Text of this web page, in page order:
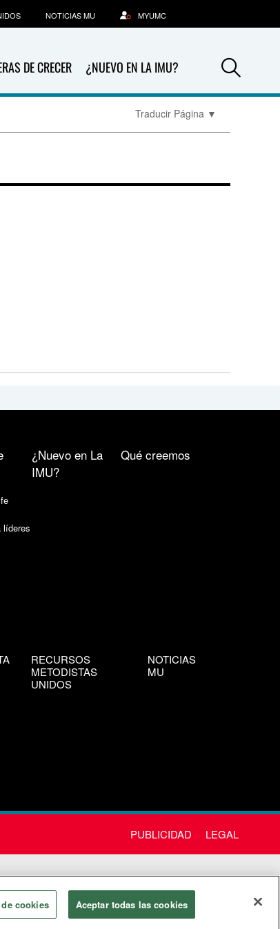
DE CRECER ¿NUEVO EN LA IMU?
NOTICIAS MU MYUMC
Traducir Página ▼
líderes
¿Nuevo en La
IMU?
Qué creemos
RECURSOS
METODISTAS
UNIDOS
NOTICIAS
MU
PUBLICIDAD LEGAL
cookies Aceptar todas las cookies